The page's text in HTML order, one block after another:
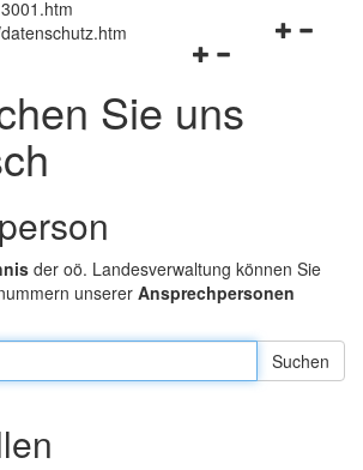
Navigationsmenü
und
schließen
Sie uns
der oö. Landesverwaltung können Sie
unserer Ansprechpersonen